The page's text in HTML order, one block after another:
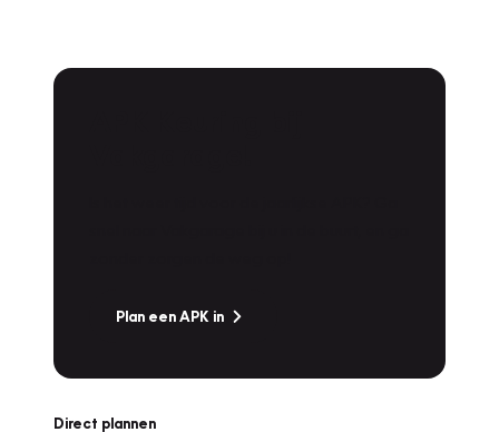
Plan een APK in
Direct plannen